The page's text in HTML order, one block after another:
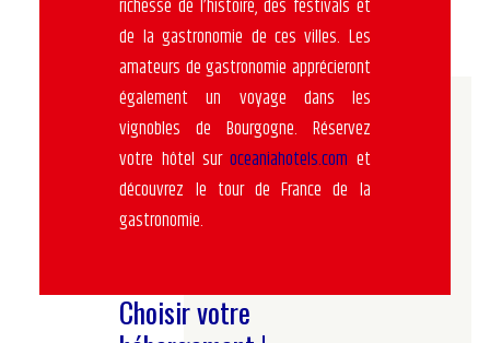
richesse de l’histoire, des festivals et
de la gastronomie de ces villes. Les
amateurs de gastronomie apprécieront
également un voyage dans les
vignobles de Bourgogne. Réservez
votre hôtel suroceaniahotels.com et
découvrez le tour de France de la
gastronomie.
Choisir votre